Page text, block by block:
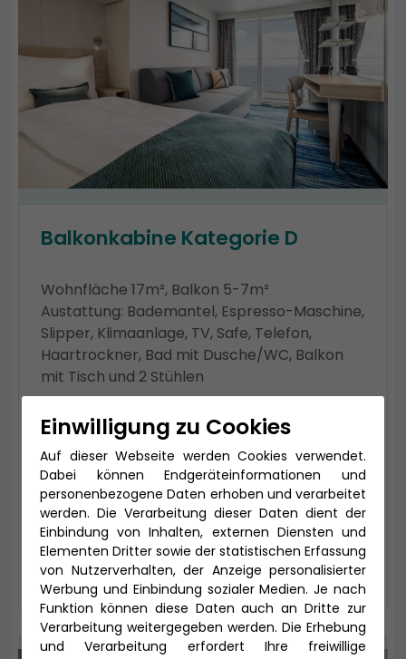
Balkonkabine Kategorie D
Wohnfläche 17m², Balkon 5-7m²
Austattung: Bademantel, Espresso-Maschine,
Slipper, Klimaanlage, TV, Safe, Telefon,
Haartrockner, Bad mit Dusche/WC, Balkon
mit Tisch und 2 Stühlen
Kabinentyp: Balkon
Kategorie: BADO
Tarif: TUI - PRO
Aktuell nicht verfügbar, rufen Sie
uns bitte an!
auswählen
Einwilligung zu Cookies
Auf dieser Webseite werden Cookies verwendet.
Dabei können Endgeräteinformationen und
personenbezogene Daten erhoben und verarbeitet
werden. Die Verarbeitung dieser Daten dient der
Einbindung von Inhalten, externen Diensten und
Elementen Dritter sowie der statistischen Erfassung
von Nutzerverhalten, der Anzeige personalisierter
Werbung und Einbindung sozialer Medien. Je nach
Funktion können diese Daten auch an Dritte zur
Verarbeitung weitergegeben werden. Die Erhebung
und Verarbeitung erfordert Ihre freiwillige